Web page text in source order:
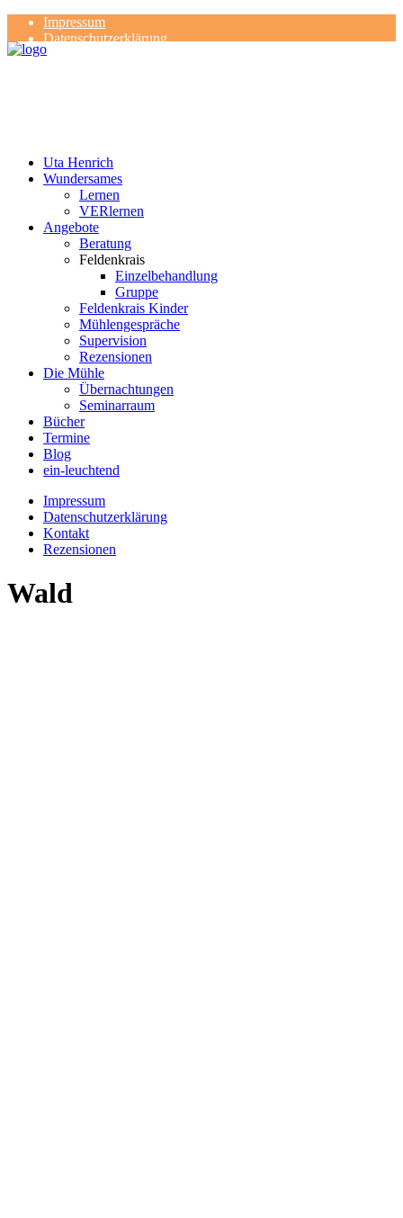
Impressum
Datenschutzerklärung
Kontakt
Uta Henrich
Wundersames
Lernen
VERlernen
Angebote
Beratung
Feldenkrais
Einzelbehandlung
Gruppe
Feldenkrais Kinder
Mühlengespräche
Supervision
Rezensionen
Die Mühle
Übernachtungen
Seminarraum
Bücher
Termine
Blog
ein-leuchtend
Impressum
Datenschutzerklärung
Kontakt
Rezensionen
Wald